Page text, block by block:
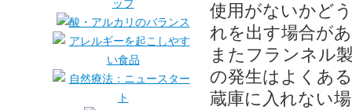
使用がないかど
れを出す場合が
またフランネル
の発生はよくあ
蔵庫に入れない